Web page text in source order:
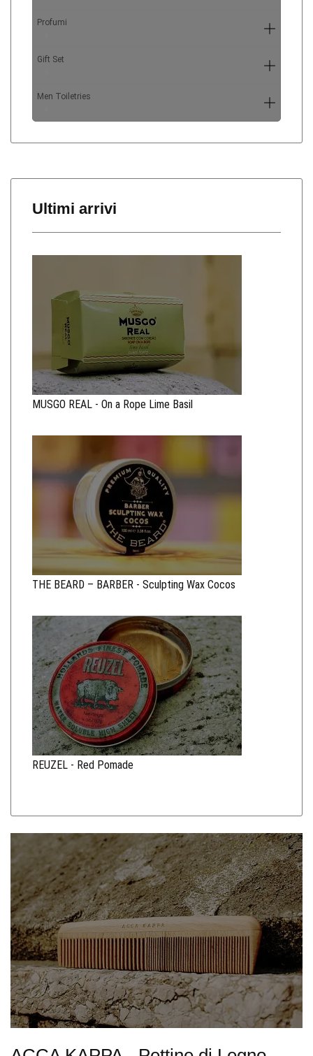
Profumi
Gift Set
Men Toiletries
Ultimi arrivi
MUSGO REAL - On a Rope Lime Basil
THE BEARD – BARBER - Sculpting Wax Cocos
REUZEL - Red Pomade